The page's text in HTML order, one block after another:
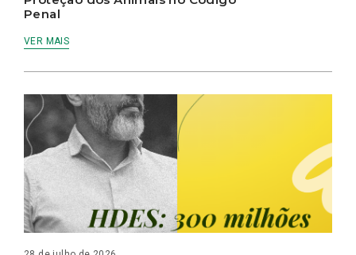
Penal
VER MAIS